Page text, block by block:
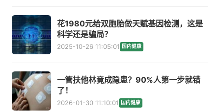
花1980元给双胞胎做天赋基因检测，这是
科学还是骗局？
2025-10-26 11:05:01 国内健康
一管扶他林竟成隐患？90%人第一步就错
了！
2026-01-30 11:10:01 国内健康